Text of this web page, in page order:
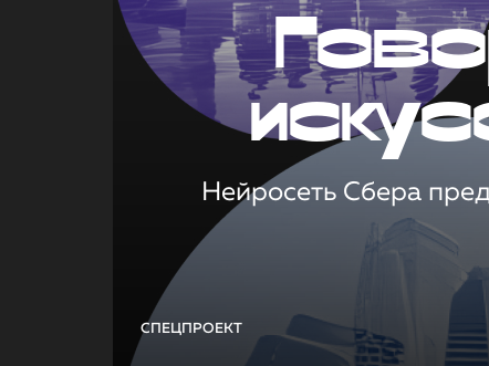
СПЕЦПРОЕКТ
Нейросеть Сбера